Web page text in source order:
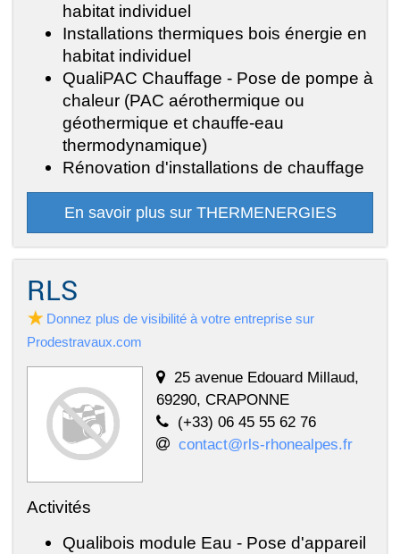
habitat individuel
Installations thermiques bois énergie en
habitat individuel
QualiPAC Chauffage - Pose de pompe à
chaleur (PAC aérothermique ou
géothermique et chauffe-eau
thermodynamique)
Rénovation d'installations de chauffage
En savoir plus sur THERMENERGIES
RLS
Donnez plus de visibilité à votre entreprise sur
Prodestravaux.com
25 avenue Edouard Millaud,
69290, CRAPONNE
(+33) 06 45 55 62 76
contact@rls-rhonealpes.fr
Activités
Qualibois module Eau - Pose d'appareil